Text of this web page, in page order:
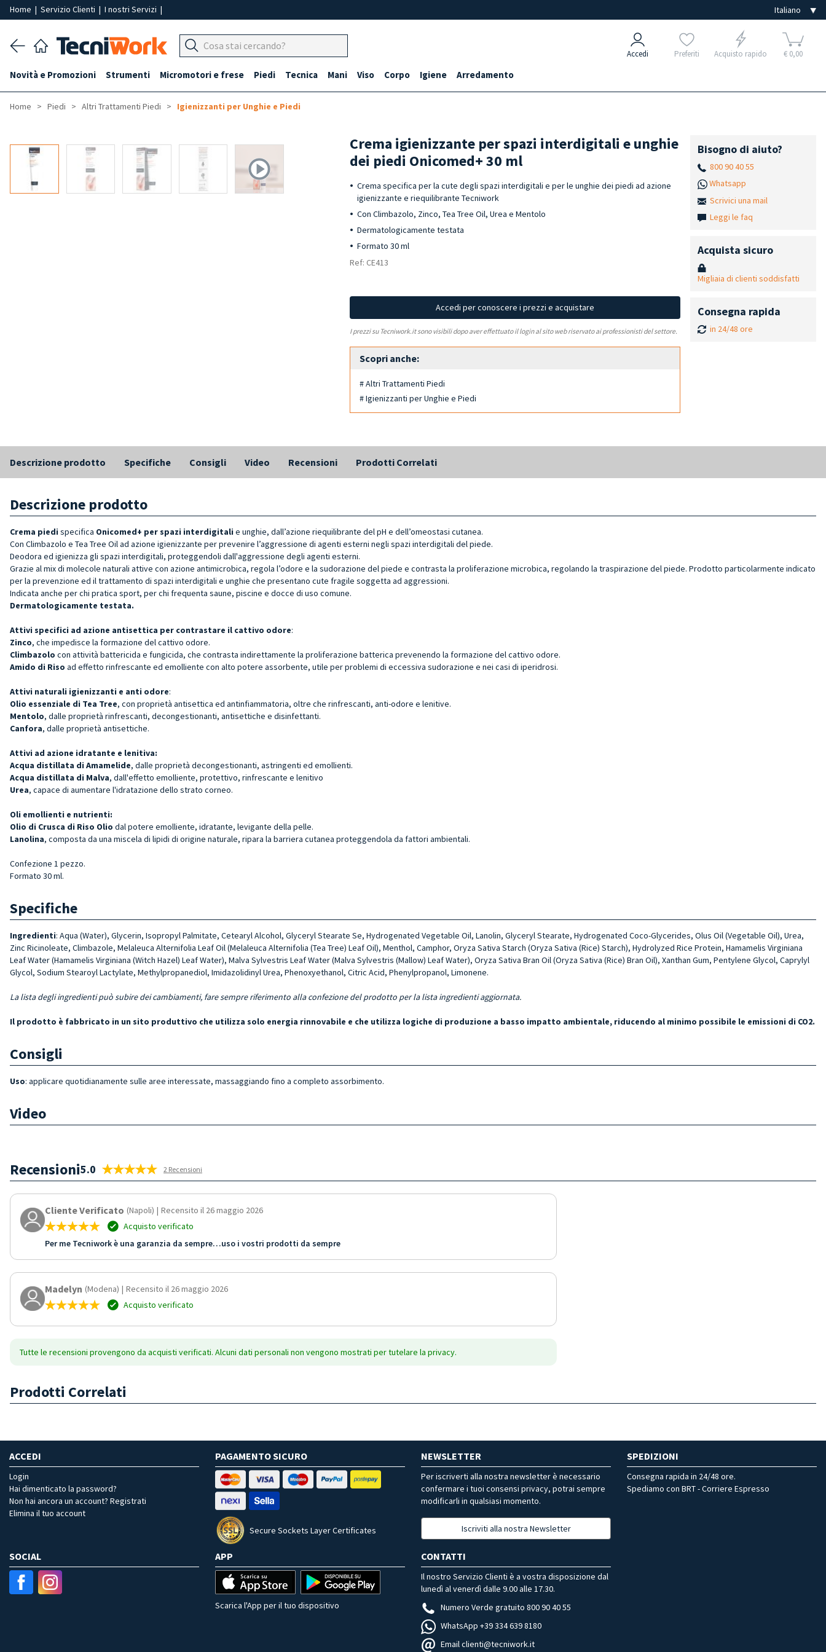
Home | Servizio Clienti | I nostri Servizi |
Accedi Preferiti Acquisto rapido € 0,00
Novità e Promozioni Strumenti Micromotori e frese Piedi Tecnica Mani Viso Corpo Igiene Arredamento
Home Piedi Altri Trattamenti Piedi Igienizzanti per Unghie e Piedi
Crema igienizzante per spazi interdigitali e unghie
dei piedi Onicomed+ 30 ml
Crema specifica per la cute degli spazi interdigitali e per le unghie dei piedi ad azione
igienizzante e riequilibrante Tecniwork
Con Climbazolo, Zinco, Tea Tree Oil, Urea e Mentolo
Dermatologicamente testata
Formato 30 ml
Ref: CE413
Accedi per conoscere i prezzi e acquistare
I prezzi su Tecniwork.it sono visibili dopo aver effettuato il login al sito web riservato ai professionisti del settore.
Scopri anche:
# Altri Trattamenti Piedi
# Igienizzanti per Unghie e Piedi
Bisogno di aiuto?
800 90 40 55
Whatsapp
Scrivici una mail
Leggi le faq
Acquista sicuro
Migliaia di clienti soddisfatti
Consegna rapida
in 24/48 ore
Descrizione prodotto Specifiche Consigli Video Recensioni Prodotti Correlati
Descrizione prodotto
Crema piedi specifica Onicomed+ perspazi interdigitali e unghie, dall’azione riequilibrante del pH e dell’omeostasi cutanea.
Con Climbazolo e Tea Tree Oil ad azione igienizzante per prevenire l’aggressione di agenti esterni negli spazi interdigitali del piede.
Deodora ed igienizza gli spazi interdigitali, proteggendoli dall'aggressione degli agenti esterni.
Grazie al mix di molecole naturali attive con azione antimicrobica, regola l’odore e la sudorazione del piede e contrasta la proliferazione microbica, regolando la traspirazione del piede. Prodotto particolarmente indicato
per la prevenzione ed il trattamento di spazi interdigitali e unghie che presentano cute fragile soggetta ad aggressioni.
Indicata anche per chi pratica sport, per chi frequenta saune, piscine e docce di uso comune.
Dermatologicamente testata.
Attivi specifici ad azione antisettica per contrastare il cattivo odore:
Zinco, che impedisce la formazione del cattivo odore.
Climbazolo con attività battericida e fungicida, che contrasta indirettamente la proliferazione batterica prevenendo la formazione del cattivo odore.
Amido di Riso ad effetto rinfrescante ed emolliente con alto potere assorbente, utile per problemi di eccessiva sudorazione e nei casi di iperidrosi.
Attivi naturali igienizzanti e anti odore:
Olio essenziale di Tea Tree, con proprietà antisettica ed antinfiammatoria, oltre che rinfrescanti, anti-odore e lenitive.
Mentolo, dalle proprietà rinfrescanti, decongestionanti, antisettiche e disinfettanti.
Canfora, dalle proprietà antisettiche.
Attivi ad azione idratante e lenitiva:
Acqua distillata di Amamelide, dalle proprietà decongestionanti, astringenti ed emollienti.
Acqua distillata di Malva, dall'effetto emolliente, protettivo, rinfrescante e lenitivo
Urea, capace di aumentare l'idratazione dello strato corneo.
Oli emollienti e nutrienti:
Olio di Crusca di Riso Olio dal potere emolliente, idratante, levigante della pelle.
Lanolina, composta da una miscela di lipidi di origine naturale, ripara la barriera cutanea proteggendola da fattori ambientali.
Confezione 1 pezzo.
Formato 30 ml.
Specifiche
Ingredienti: Aqua (Water), Glycerin, Isopropyl Palmitate, Cetearyl Alcohol, Glyceryl Stearate Se, Hydrogenated Vegetable Oil, Lanolin, Glyceryl Stearate, Hydrogenated Coco-Glycerides, Olus Oil (Vegetable Oil), Urea,
Zinc Ricinoleate, Climbazole, Melaleuca Alternifolia Leaf Oil (Melaleuca Alternifolia (Tea Tree) Leaf Oil), Menthol, Camphor, Oryza Sativa Starch (Oryza Sativa (Rice) Starch), Hydrolyzed Rice Protein, Hamamelis Virginiana
Leaf Water (Hamamelis Virginiana (Witch Hazel) Leaf Water), Malva Sylvestris Leaf Water (Malva Sylvestris (Mallow) Leaf Water), Oryza Sativa Bran Oil (Oryza Sativa (Rice) Bran Oil), Xanthan Gum, Pentylene Glycol, Caprylyl
Glycol, Sodium Stearoyl Lactylate, Methylpropanediol, Imidazolidinyl Urea, Phenoxyethanol, Citric Acid, Phenylpropanol, Limonene.
La lista degli ingredienti può subire dei cambiamenti, fare sempre riferimento alla confezione del prodotto per la lista ingredienti aggiornata.
Il prodotto è fabbricato in un sito produttivo che utilizza solo energia rinnovabile e che utilizza logiche di produzione a basso impatto ambientale, riducendo al minimo possibile le emissioni di CO2.
Consigli
Uso: applicare quotidianamente sulle aree interessate, massaggiando fino a completo assorbimento.
Video
Recensioni5.0 2 Recensioni
Cliente Verificato (Napoli) | Recensito il 26 maggio 2026
Acquisto verificato
Per me Tecniwork è una garanzia da sempre…uso i vostri prodotti da sempre
Madelyn (Modena) | Recensito il 26 maggio 2026
Acquisto verificato
Tutte le recensioni provengono da acquisti verificati. Alcuni dati personali non vengono mostrati per tutelare la privacy.
Prodotti Correlati
ACCEDI
Login
Hai dimenticato la password?
Non hai ancora un account? Registrati
Elimina il tuo account
PAGAMENTO SICURO
Secure Sockets Layer Certificates
NEWSLETTER
Per iscriverti alla nostra newsletter è necessario
confermare i tuoi consensi privacy, potrai sempre
modificarli in qualsiasi momento.
Iscriviti alla nostra Newsletter
SPEDIZIONI
Consegna rapida in 24/48 ore.
Spediamo con BRT - Corriere Espresso
SOCIAL APP
Scarica l'App per il tuo dispositivo
CONTATTI
Il nostro Servizio Clienti è a vostra disposizione dal
lunedì al venerdì dalle 9.00 alle 17.30.
Numero Verde gratuito 800 90 40 55
WhatsApp +39 334 639 8180
Email clienti@tecniwork.it